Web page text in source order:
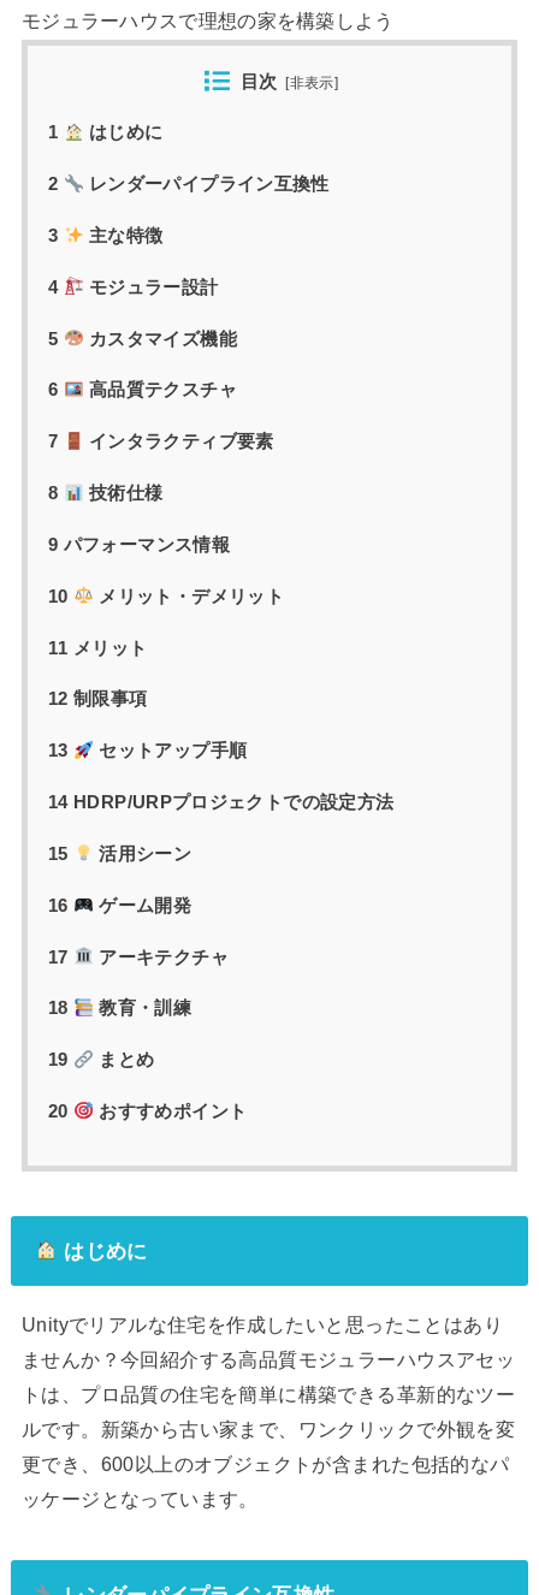
モジュラーハウスで理想の家を構築しよう
目次 [非表示]
1 はじめに
2 レンダーパイプライン互換性
3 主な特徴
4 モジュラー設計
5 カスタマイズ機能
6 高品質テクスチャ
7 インタラクティブ要素
8 技術仕様
9 パフォーマンス情報
10 メリット・デメリット
11 メリット
12 制限事項
13 セットアップ手順
14 HDRP/URPプロジェクトでの設定方法
15 活用シーン
16 ゲーム開発
17 アーキテクチャ
18 教育・訓練
19 まとめ
20 おすすめポイント
はじめに
Unityでリアルな住宅を作成したいと思ったことはあり
ませんか？今回紹介する高品質モジュラーハウスアセッ
トは、プロ品質の住宅を簡単に構築できる革新的なツー
ルです。新築から古い家まで、ワンクリックで外観を変
更でき、600以上のオブジェクトが含まれた包括的なパ
ッケージとなっています。